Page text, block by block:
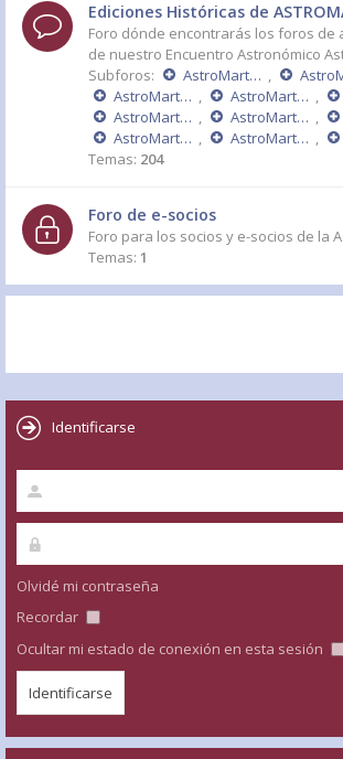
Ediciones Históricas de
Foro dónde encontrarás los foros de
de nuestro Encuentro Astronómico
Subforos:
AstroMartos 2015 ,
AstroMartos 2013
, AstroMartos 2011 - DÉCIMO ANIVERSARIO ,
AstroMartos 2009
, AstroMartos 2008 ,
AstroMartos 2006
, AstroMartos 2005 ,
Temas: 204
Foro de e-socios
Foro para los socios y e-socios de la
Temas: 1
Identificarse
Olvidé mi contraseña
Recordar
Ocultar mi estado de conexión en esta sesión